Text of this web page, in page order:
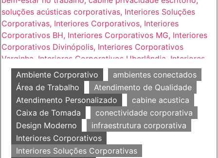
Ambiente Corporativo
ambientes conectados
Área de Trabalho
Atendimento de Qualidade
Atendimento Personalizado
cabine acustica
Caixa de Tomada
conectividade corporativa
Design Moderno
infraestrutura corporativa
Interiores Corporativos
Interiores Soluções Corporativas